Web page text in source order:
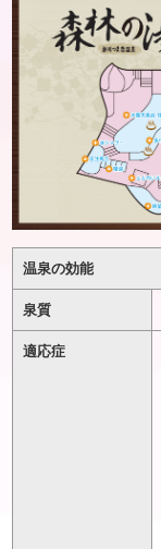
温泉の効能
泉質
適応症